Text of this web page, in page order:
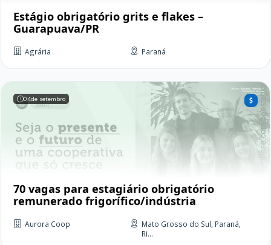
Estágio obrigatório grits e flakes –
Guarapuava/PR
Agrária Paraná
04de setembro
70 vagas para estagiário obrigatório
remunerado frigorífico/indústria
Aurora Coop
Mato Grosso do Sul, Paraná,
Ri...